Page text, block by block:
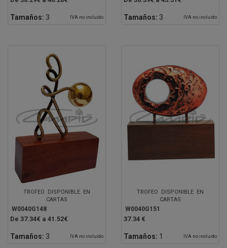
Tamaños: 3 IVA no incluido Tamaños: 3 IVA no incluido
TROFEO DISPONIBLE EN
CARTAS
W0040G148
De 37.34€ a 41.52€
Tamaños: 3 IVA no incluido
TROFEO DISPONIBLE EN
CARTAS
W0040G151
37.34 €
Tamaños: 1 IVA no incluido